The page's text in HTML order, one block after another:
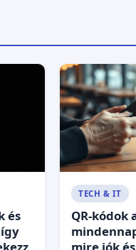
és
TECH & IT
QR-kódok
mire jók